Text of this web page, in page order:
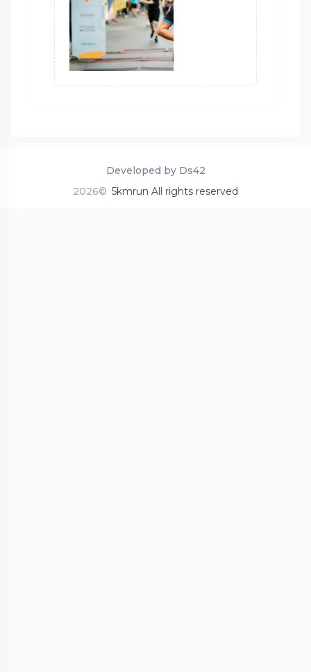
2026© 5kmrun All rights reserved
Developed by Ds42